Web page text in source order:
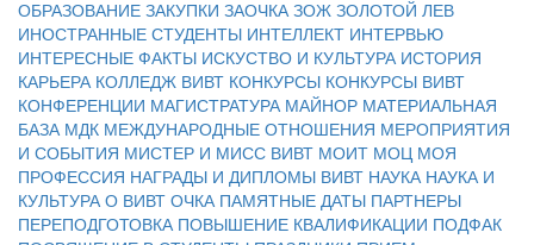
ОБРАЗОВАНИЕ ЗАКУПКИ ЗАОЧКА ЗОЖ ЗОЛОТОЙ ЛЕВ
ИНОСТРАННЫЕ СТУДЕНТЫ ИНТЕЛЛЕКТ ИНТЕРВЬЮ
ИНТЕРЕСНЫЕ ФАКТЫ ИСКУСТВО И КУЛЬТУРА ИСТОРИЯ
КАРЬЕРА КОЛЛЕДЖ ВИВТ КОНКУРСЫ КОНКУРСЫ ВИВТ
КОНФЕРЕНЦИИ МАГИСТРАТУРА МАЙНОР МАТЕРИАЛЬНАЯ
БАЗА МДК МЕЖДУНАРОДНЫЕ ОТНОШЕНИЯ МЕРОПРИЯТИЯ
И СОБЫТИЯ МИСТЕР И МИСС ВИВТ МОИТ МОЦ МОЯ
ПРОФЕССИЯ НАГРАДЫ И ДИПЛОМЫ ВИВТ НАУКА НАУКА И
КУЛЬТУРА О ВИВТ ОЧКА ПАМЯТНЫЕ ДАТЫ ПАРТНЕРЫ
ПЕРЕПОДГОТОВКА ПОВЫШЕНИЕ КВАЛИФИКАЦИИ ПОДФАК